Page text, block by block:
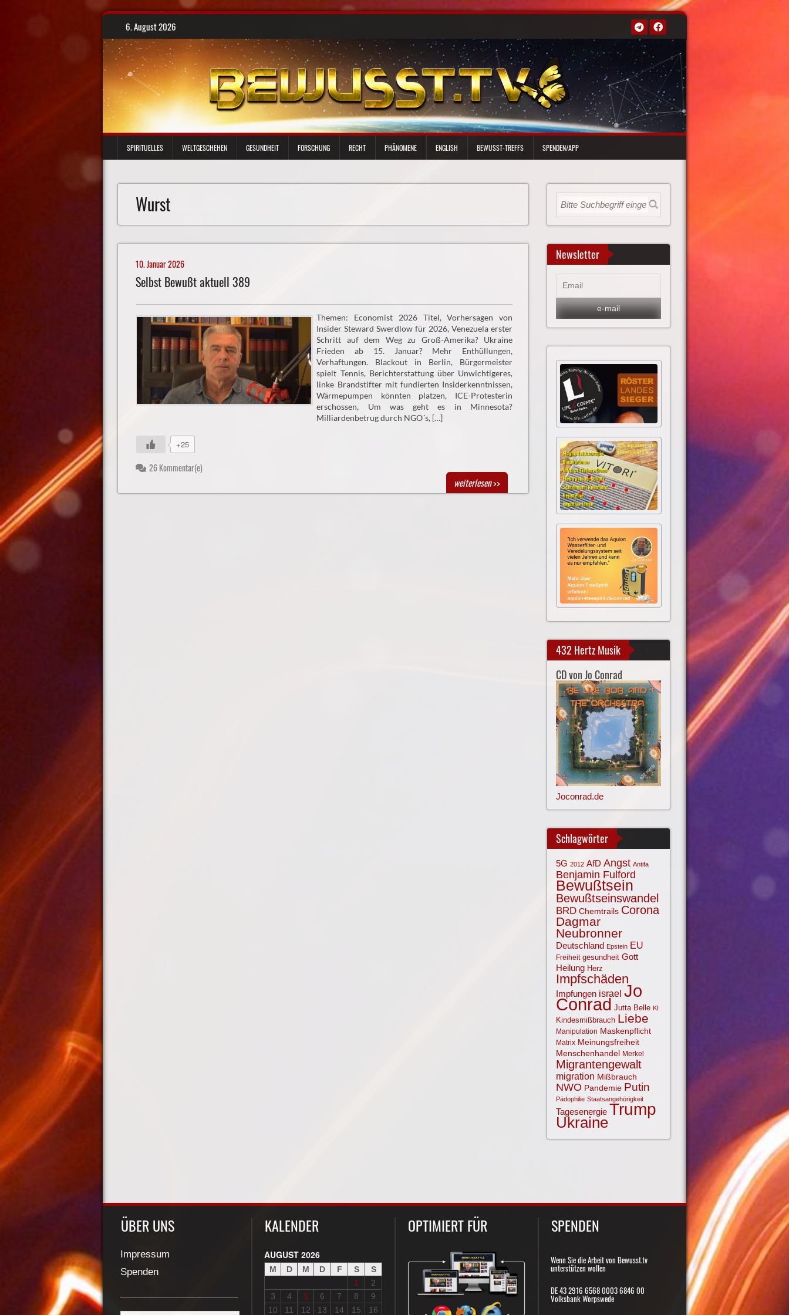
Skip
content
6. August 2026
SPIRITUELLES WELTGESCHEHEN GESUNDHEIT FORSCHUNG RECHT PHÄNOMENE ENGLISH BEWUSST-TREFFS SPENDEN/APP
Wurst
10. Januar 2026
Selbst Bewußt aktuell 389
Themen: Economist 2026 Titel, Vorhersagen von
Insider Steward Swerdlow für 2026, Venezuela erster
Schritt auf dem Weg zu Groß-Amerika? Ukraine
Frieden ab 15. Januar? Mehr Enthüllungen,
Verhaftungen. Blackout in Berlin, Bürgermeister
spielt Tennis, Berichterstattung über Unwichtigeres,
linke Brandstifter mit fundierten Insiderkenntnissen,
Wärmepumpen könnten platzen, ICE-Protesterin
erschossen, Um was geht es in Minnesota?
Milliardenbetrug durch NGO´s, […]
+25
26 Kommentar(e)
weiterlesen>>
Newsletter
432 Hertz Musik
CD von Jo Conrad
Joconrad.de
Schlagwörter
5G 2012 AfD Angst Antifa
Benjamin Fulford
Bewußtsein
Bewußtseinswandel
BRD Chemtrails Corona
Dagmar
Neubronner
Deutschland Epstein EU
Freiheit gesundheit Gott
Heilung Herz
Impfschäden
Impfungen israel Jo
Conrad Jutta Belle KI
Kindesmißbrauch Liebe
Manipulation Maskenpflicht
Matrix Meinungsfreiheit
Menschenhandel Merkel
Migrantengewalt
migration Mißbrauch
NWO Pandemie Putin
Pädophilie Staatsangehörigkeit
Tagesenergie Trump
Ukraine
ÜBER UNS
Impressum
Spenden
KALENDER
AUGUST 2026
M D M D F S
S
1
2
3
4 5 6 7 8
9
10
11 12 13 14 15 16
OPTIMIERT FÜR SPENDEN
Wenn Sie die Arbeit von Bewusst.tv
unterstützen wollen
DE 43 2916 6568 0003 6846 00
Volksbank Worpswede